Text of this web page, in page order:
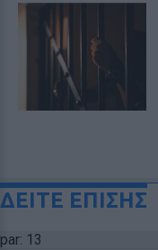
ΔΕΙΤΕ ΕΠΙΣΗΣ
par: 13